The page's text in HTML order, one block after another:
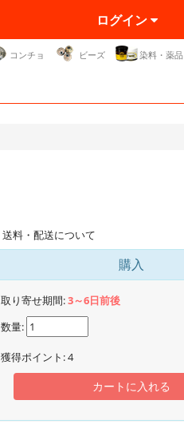
ログイン
コンチョ ビーズ 染料・薬品
送料・配送について
購入
取り寄せ期間:3～6日前後
数量:
獲得ポイント:4
カートに入れる